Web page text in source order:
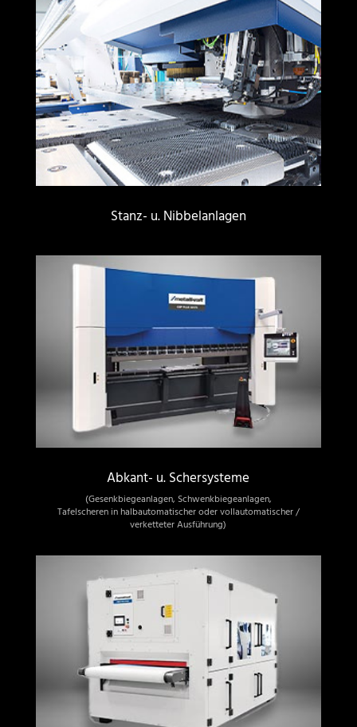
Stanz- u. Nibbelanlagen
Abkant- u. Schersysteme
(Gesenkbiegeanlagen, Schwenkbiegeanlagen,
Tafelscheren in halbautomatischer oder vollautomatischer /
verketteter Ausführung)